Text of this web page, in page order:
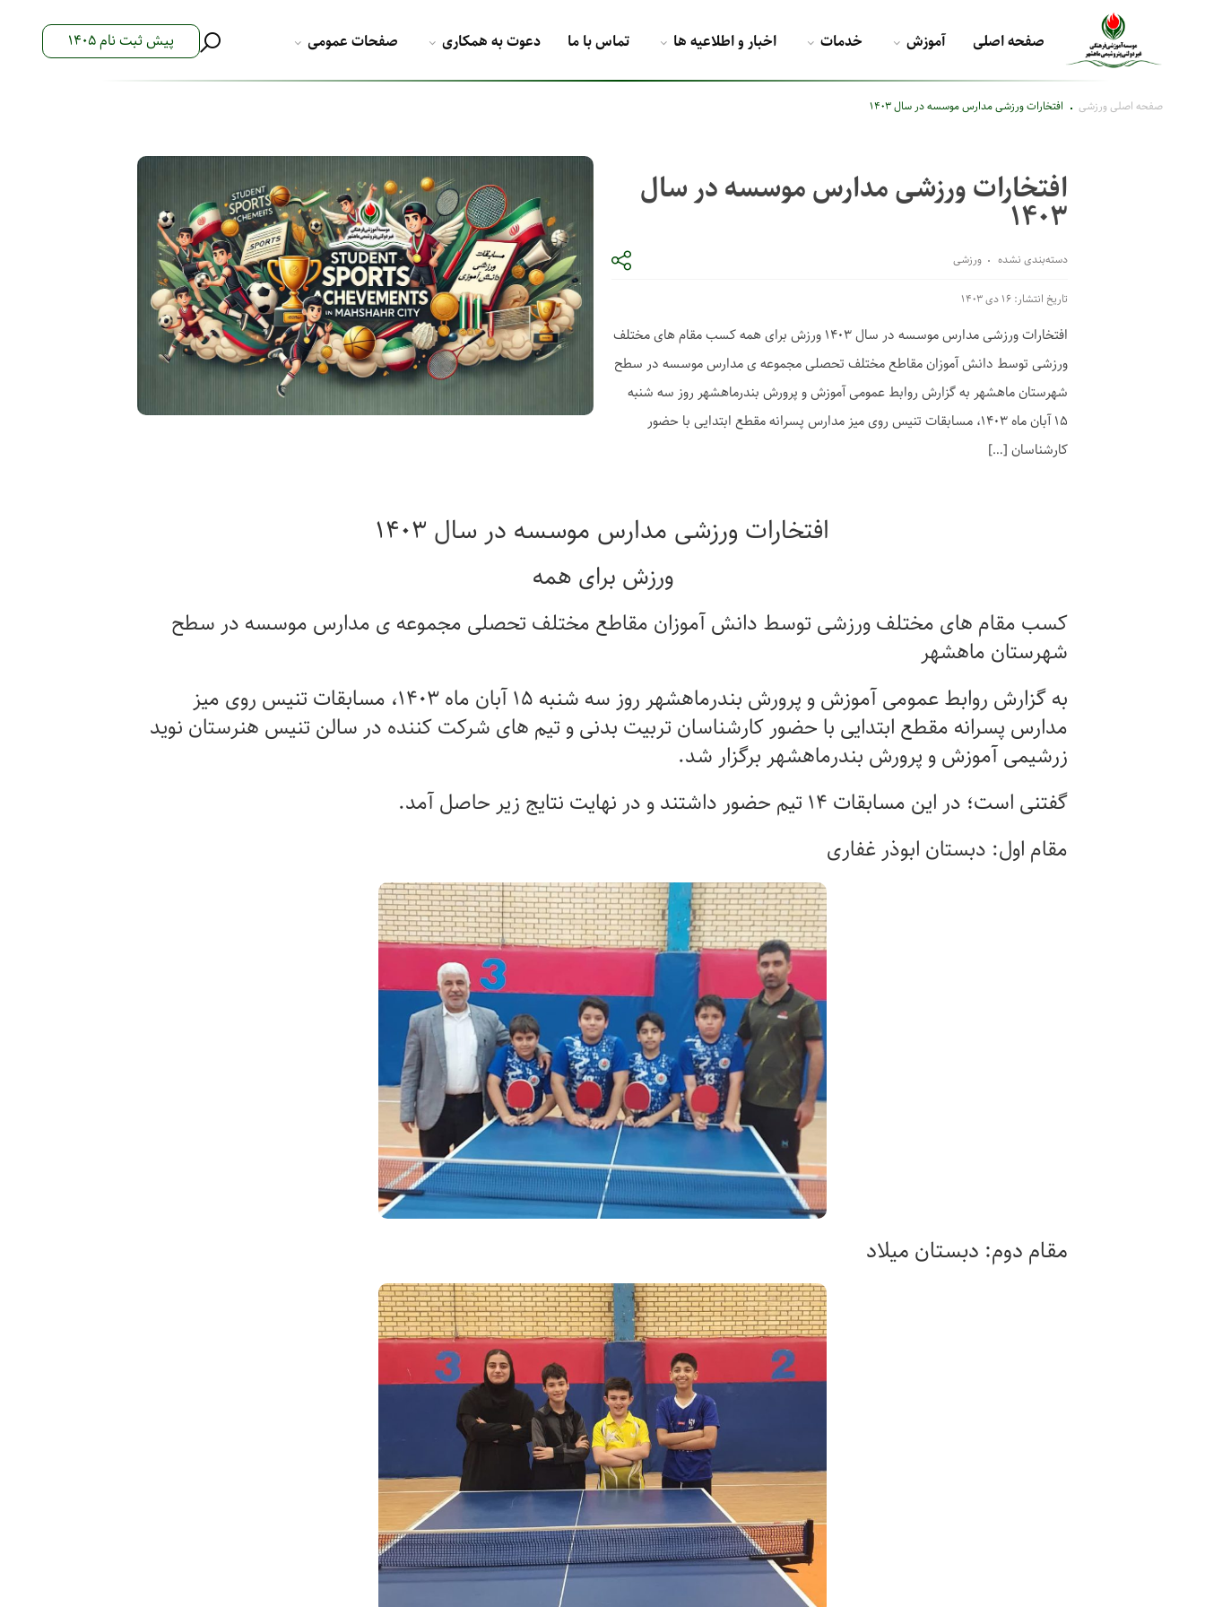
صفحه اصلی آموزش خدمات اخبار و اطلاعیه ها تماس با ما دعوت به همکاری صفحات عمومی پیش ثبت نام 1405
صفحه اصلیورزشی افتخارات ورزشی مدارس موسسه در سال ۱۴۰۳
افتخارات ورزشی مدارس موسسه در سال
۱۴۰۳
دسته‌بندی نشده ورزشی
تاریخ انتشار: ۱۶ دی ۱۴۰۳
افتخارات ورزشی مدارس موسسه در سال ۱۴۰۳ ورزش برای همه کسب مقام های مختلف
ورزشی توسط دانش آموزان مقاطع مختلف تحصلی مجموعه ی مدارس موسسه در سطح
شهرستان ماهشهر به گزارش روابط عمومی آموزش و پرورش بندرماهشهر روز سه شنبه
۱۵ آبان ماه ۱۴۰۳، مسابقات تنیس روی میز مدارس پسرانه مقطع ابتدایی با حضور
کارشناسان […]
افتخارات ورزشی مدارس موسسه در سال ۱۴۰۳
ورزش برای همه
کسب مقام های مختلف ورزشی توسط دانش آموزان مقاطع مختلف تحصلی مجموعه ی مدارس موسسه در سطح
شهرستان ماهشهر
بهگزارش روابط عمومی آموزش و پرورش بندرماهشهر روز سه شنبه ۱۵آبان ماه۱۴۰۳، مسابقات تنیس روی میز
مدارس پسرانه مقطع ابتدایی با حضور کارشناسان تربیت بدنی و تیم های شرکت کننده در سالن تنیس هنرستان نوید
زرشیمی آموزش و پرورش بندرماهشهر برگزار شد.
گفتنی است؛ در این مسابقات ۱۴ تیم حضور داشتند و در نهایت نتایج زیر حاصل آمد.
مقام اول: دبستان ابوذر غفاری
مقام دوم: دبستان میلاد